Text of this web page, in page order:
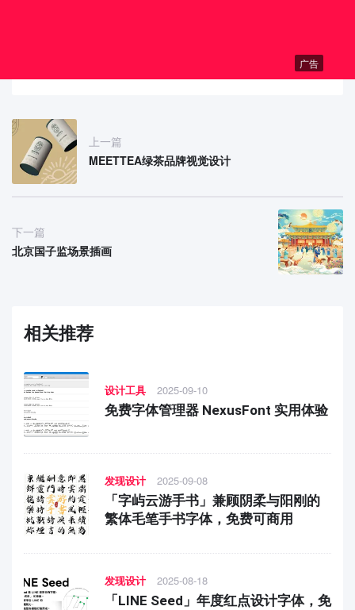
广告
上一篇
MEETTEA绿茶品牌视觉设计
下一篇
北京国子监场景插画
相关推荐
设计工具 2025-09-10
免费字体管理器 NexusFont 实用体验
发现设计 2025-09-08
「字屿云游手书」兼顾阴柔与阳刚的
繁体毛笔手书字体，免费可商用
发现设计 2025-08-18
「LINE Seed」年度红点设计字体，免